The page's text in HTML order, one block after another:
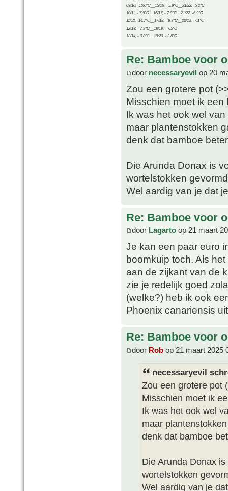
09/10, -10.0°C__15/16, - 5.9°C__21/22, -5.2°C
10/11, - 7.9°C__16/17, - 7.9°C__21/22, -6.9°C
11/12, -14.7°C__17/18, - 8.3°C__22/23, -7.1°C
12/13, - 7.9°C__18/19, - 7.5°C
13/14, - 0.8°C__19/20, - 2.8°C
Re: Bamboe voor
door necessaryevil op 20
Zou een grotere pot
Misschien moet ik een
Ik was het ook wel
maar plantenstokken
denk dat bamboe
Die Arunda Donax is
wortelstokken
Wel aardig van je dat
Re: Bamboe voor
door Lagarto op 21 maart
Je kan een paar euro
boomkuip toch. Als
aan de zijkant van de
zie je redelijk goed
(welke?) heb ik ook
Phoenix canariensis
Re: Bamboe voor
door Rob op 21 maart 2025
necessaryevil
Zou een grotere pot
Misschien moet ik
Ik was het ook wel
maar
denk dat bamboe
Die Arunda Donax
wortelstokken
Wel aardig van je